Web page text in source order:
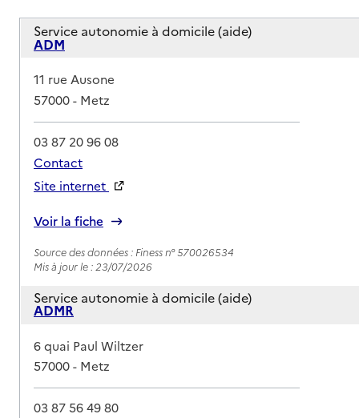
Service autonomie à domicile (aide)
ADM
Adresse
11 rue Ausone
57000- Metz
03 87 20 96 08
Contact
Site internet
Voir la fiche
Source des données : Finess n° 570026534
Mis à jour le : 23/07/2026
Service autonomie à domicile (aide)
ADMR
Adresse
6 quai Paul Wiltzer
57000- Metz
03 87 56 49 80